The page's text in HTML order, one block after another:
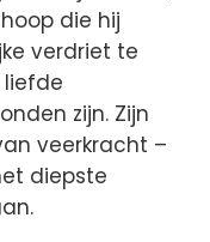
die hij
verdriet te
liefde
zijn. Zijn
veerkracht –
diepste